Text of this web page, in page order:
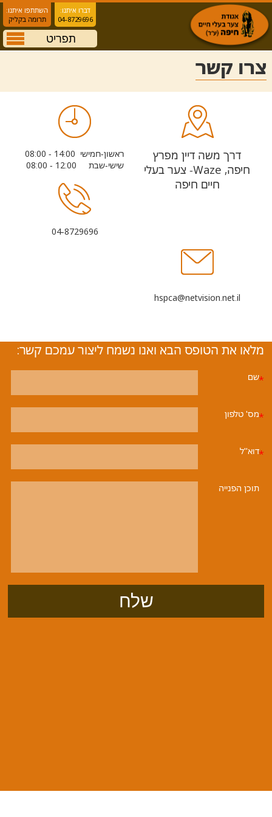
תפריט
דברו איתנו:
04-8729696
השתתפו איתנו:
תרומה בקליק
צרו קשר
דרך משה דיין מפרץ
חיפה,
Waze- צער בעלי
חיים חיפה
ראשון-חמישי 14:00 - 08:00
שישי-שבת 12:00 - 08:00
04-8729696
hspca@netvision.net.il
מלאו את הטופס הבא ואנו נשמח ליצור עמכם קשר:
שם
מס' טלפון
דוא''ל
תוכן הפנייה